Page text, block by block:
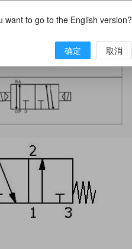
want to go to the English version?
确定 取消